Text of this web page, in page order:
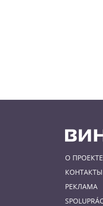
О ПРОЕКТЕ
КОНТАКТЫ
РЕКЛАМА